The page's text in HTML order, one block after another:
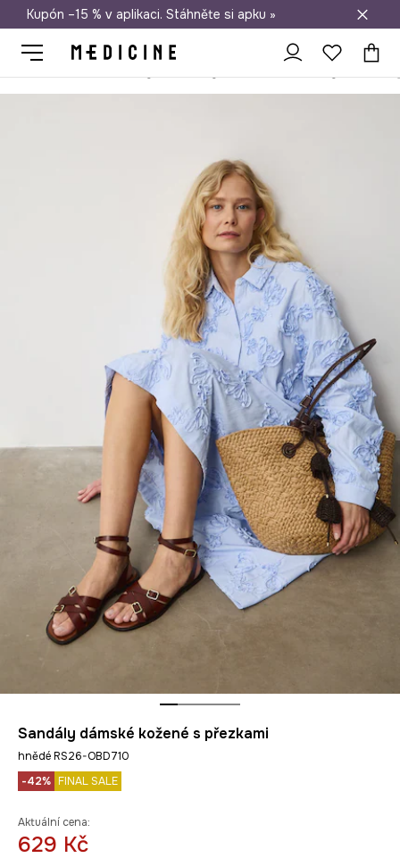
Doprava zdarma při nákupu nad 1 200 Kč
Kupón –15 % v aplikaci. Stáhněte si apku »
Sandály dámské kožené s přezkami
hnědé RS26-OBD710
-42% FINAL SALE
Aktuální cena:
629 Kč